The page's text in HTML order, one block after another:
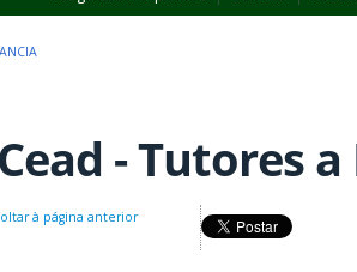
- Tutores
à página anterior